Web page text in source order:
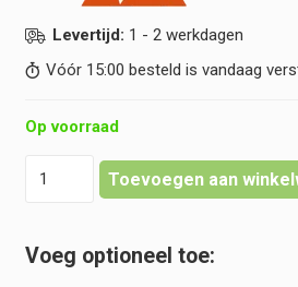
Levertijd: 1 - 2 werkdagen
Vóór 15:00 besteld is vandaag
Op voorraad
Adapters
Toevoegen aan